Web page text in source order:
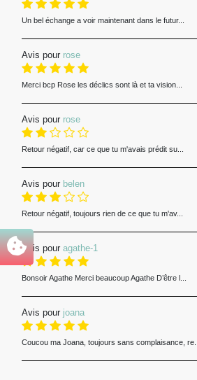
Un bel échange a voir maintenant dans le futur...
Avis pour rose
Merci bcp Rose les déclics sont là et ta vision...
Avis pour rose
Retour négatif, car ce que tu m'avais prédit su...
Avis pour belen
Retour négatif, toujours rien de ce que tu m'av...
Avis pour agathe-1
Bonsoir Agathe Merci beaucoup Agathe D’être l...
Avis pour joana
Coucou ma Joana, toujours sans complaisance, re...